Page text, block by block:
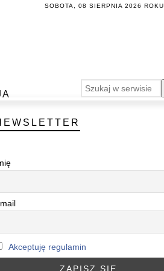
SOBOTA, 08 SIERPNIA 2026 ROKU.
Akceptuję regulamin